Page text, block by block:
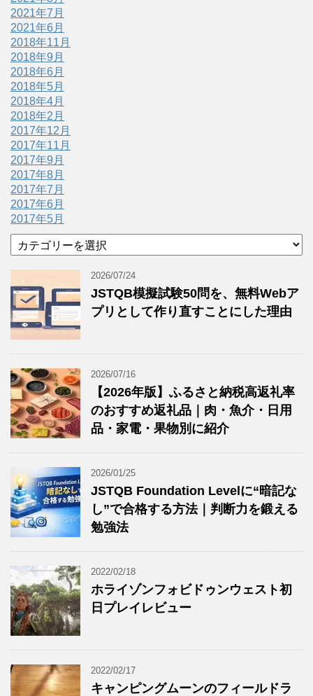
2021年7月
2021年6月
2018年11月
2018年9月
2018年6月
2018年5月
2018年4月
2018年2月
2017年12月
2017年11月
2017年9月
2017年8月
2017年7月
2017年6月
2017年5月
テ
ゴ
リ
ー
2026/07/24
JSTQB模擬試験50問を、無料Webア
プリとして作り直すことにした理由
2026/07/16
【2026年版】ふるさと納税高返礼率
のおすすめ返礼品｜肉・魚介・日用
品・家電・果物別に紹介
2026/01/25
JSTQB Foundation Levelに“暗記な
し”で合格する方法｜判断力を鍛える
勉強法
2022/02/18
ホライゾンフォビドゥンウェスト初
日プレイレビュー
2022/02/17
キャンピングムーンのフィールドラ